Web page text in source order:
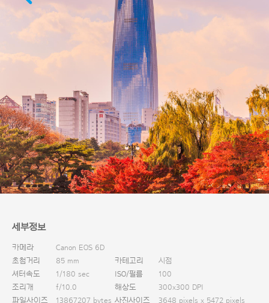
세부정보
카메라
Canon EOS 6D
초첨거리
85 mm 카테고리
시점
셔터속도
1/180 sec ISO/필름
100
조리개
f/10.0 해상도
300x300 DPI
파일사이즈
13867207 bytes 사진사이즈 3648 pixels x 5472 pixels